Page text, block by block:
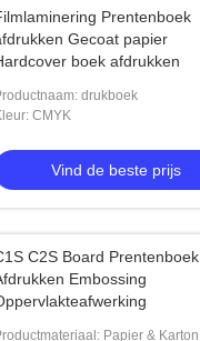
Prentenboek
Gecoat papier
boek afdrukken
drukboek
CMYK
Vind de beste prijs
C2S Board Prentenboek
Embossing
Papier & Karton